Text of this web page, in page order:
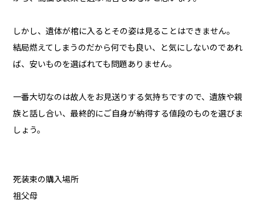
しかし、遺体が棺に入るとその姿は見ることはできません。
結局燃えてしまうのだから何でも良い、と気にしないのであれ
ば、安いものを選ばれても問題ありません。
一番大切なのは故人をお見送りする気持ちですので、遺族や親
族と話し合い、最終的にご自身が納得する値段のものを選びま
しょう。
死装束の購入場所
祖父母